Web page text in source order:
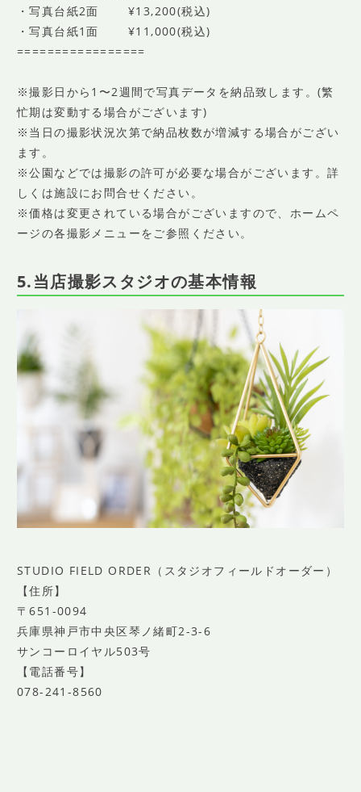
・写真台紙2面 ¥13,200(税込)
・写真台紙1面 ¥11,000(税込)
=================
※撮影日から1〜2週間で写真データを納品致します。(繁
忙期は変動する場合がございます)
※当日の撮影状況次第で納品枚数が増減する場合がござい
ます。
※公園などでは撮影の許可が必要な場合がございます。詳
しくは施設にお問合せください。
※価格は変更されている場合がございますので、ホームペ
ージの各撮影メニューをご参照ください。
5.当店撮影スタジオの基本情報
STUDIO FIELD ORDER（スタジオフィールドオーダー）
【住所】
〒651-0094
兵庫県神戸市中央区琴ノ緒町2-3-6
サンコーロイヤル503号
【電話番号】
078-241-8560